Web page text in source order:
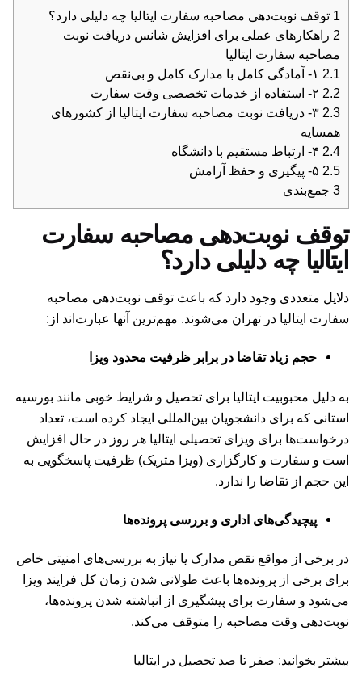
1 توقف نوبت‌دهی مصاحبه سفارت ایتالیا چه دلیلی دارد؟
2 راهکارهای عملی برای افزایش شانس دریافت نوبت
مصاحبه سفارت ایتالیا
2.1
2.2
2.3
۳- دریافت نوبت مصاحبه سفارت ایتالیا از کشورهای
همسایه
2.4
2.5
3 جمع‌بندی
توقف نوبت‌دهی مصاحبه سفارت
ایتالیا چه دلیلی دارد؟
دلایل متعددی وجود دارد که باعث توقف نوبت‌دهی مصاحبه
سفارت ایتالیا در تهران می‌شوند. مهم‌ترین آنها عبارت‌اند از:
حجم زیاد تقاضا در برابر ظرفیت محدود ویزا
به دلیل محبوبیت ایتالیا برای تحصیل و شرایط خوبی مانند بورسیه
استانی که برای دانشجویان بین‌المللی ایجاد کرده است، تعداد
درخواست‌ها برای ویزای تحصیلی ایتالیا هر روز در حال افزایش
است و سفارت و کارگزاری (ویزا متریک) ظرفیت پاسخگویی به
این حجم از تقاضا را ندارد.
پیچیدگی‌های اداری و بررسی پرونده‌ها
در برخی از مواقع نقص مدارک یا نیاز به بررسی‌های امنیتی خاص
برای برخی از پرونده‌ها باعث طولانی شدن زمان کل فرایند ویزا
می‌شود و سفارت برای پیشگیری از انباشته شدن پرونده‌ها،
نوبت‌دهی وقت مصاحبه را متوقف می‌کند.
بیشتر بخوانید: صفر تا صد تحصیل در ایتالیا